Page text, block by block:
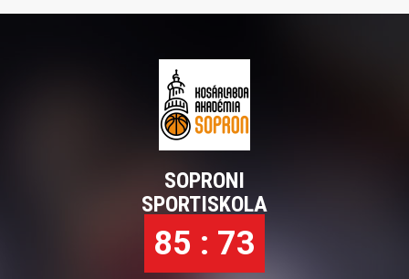
SOPRONI
SPORTISKOLA
85 : 73